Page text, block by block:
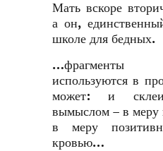
Мать вскоре
а он,
школе для бедных.
используются в
может: и
вымыслом – в меру
в меру
кровью…